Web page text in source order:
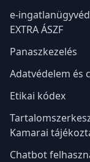
e-
EXTRA ÁSZF
Panaszkezelés
Adatvédelem és
Etikai kódex
Kamarai
Chatbot